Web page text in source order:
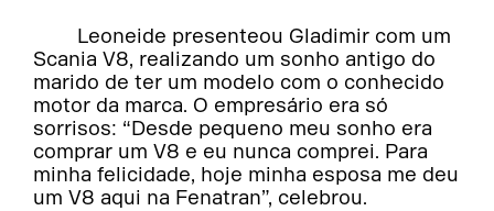
Leoneide presenteou Gladimir com um
Scania V8, realizando um sonho antigo do
marido de ter um modelo com o conhecido
motor da marca. O empresário era só
sorrisos: “Desde pequeno meu sonho era
comprar um V8 e eu nunca comprei. Para
minha felicidade, hoje minha esposa me deu
um V8 aqui na Fenatran”, celebrou.